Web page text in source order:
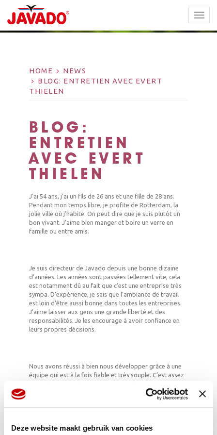
Deze website maakt gebruik van cookies
HOME
NEWS
BLOG: ENTRETIEN AVEC EVERT
THIELEN
BLOG:
ENTRETIEN
AVEC EVERT
THIELEN
J’ai 54 ans, j’ai un fils de 26 ans et une fille de 28 ans.
Pendant mon temps libre, je profite de Rotterdam, la
jolie ville où j’habite. On peut dire que je suis plutôt un
bon vivant. J’aime bien manger et boire un verre en
famille ou entre amis.
Je suis directeur de Javado depuis une bonne dizaine
d’années. Les années sont passées tellement vite, cela
est notamment dû au fait que c’est une entreprise très
sympa. D’expérience, je sais que l’ambiance de travail
est loin d’être aussi bonne dans toutes les entreprises.
J’aime laisser aux gens une grande liberté et des
responsabilités. Je les encourage à avoir confiance en
leurs propres décisions.
Nous avons réussi à bien nous développer grâce à une
équipe qui est à la fois fiable et très souple. C’est assez
2020, le monde a brutalement changé. Nous avons tous
dû réagir très vite et en très peu de temps, nous avons
transformé l’organisation.